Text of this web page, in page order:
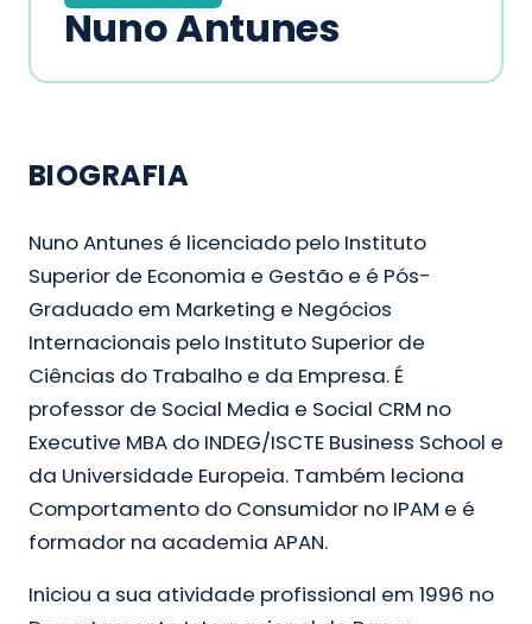
Nuno Antunes
BIOGRAFIA
Nuno Antunes é licenciado pelo Instituto
Superior de Economia e Gestão e é Pós-
Graduado em Marketing e Negócios
Internacionais pelo Instituto Superior de
Ciências do Trabalho e da Empresa. É
professor de Social Media e Social CRM no
Executive MBA do INDEG/ISCTE Business School e
da Universidade Europeia. Também leciona
Comportamento do Consumidor no IPAM e é
formador na academia APAN.
Iniciou a sua atividade profissional em 1996 no